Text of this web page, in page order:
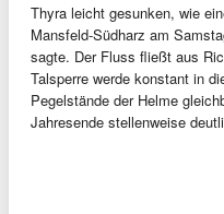
Thyra leicht gesunken, wie
Mansfeld-Südharz am
sagte. Der Fluss fließt aus
Talsperre werde konstant in
Pegelstände der Helme
Jahresende stellenweise